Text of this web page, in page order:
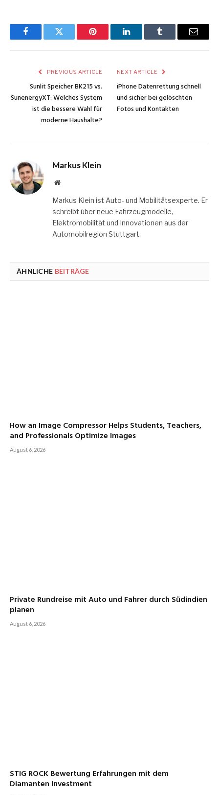
FacebookTwitter Pinterest LinkedInTumblr Email
PREVIOUS ARTICLE
Sunlit Speicher BK215 vs.
SunenergyXT: Welches System
ist die bessere Wahl für
moderne Haushalte?
NEXT ARTICLE
iPhone Datenrettung schnell
und sicher bei gelöschten
Fotos und Kontakten
Markus Klein
Website
Markus Klein ist Auto- und Mobilitätsexperte. Er
schreibt über neue Fahrzeugmodelle,
Elektromobilität und Innovationen aus der
Automobilregion Stuttgart.
ÄHNLICHE BEITRÄGE
How an Image Compressor Helps Students, Teachers,
and Professionals Optimize Images
August 6, 2026
Private Rundreise mit Auto und Fahrer durch Südindien
planen
August 6, 2026
STIG ROCK Bewertung Erfahrungen mit dem
Diamanten Investment